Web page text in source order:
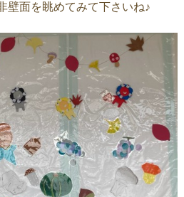
壁面を眺めてみて下さいね♪